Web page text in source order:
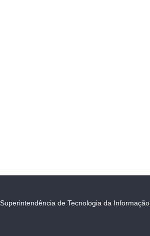
Superintendência de Tecnologia da Informação